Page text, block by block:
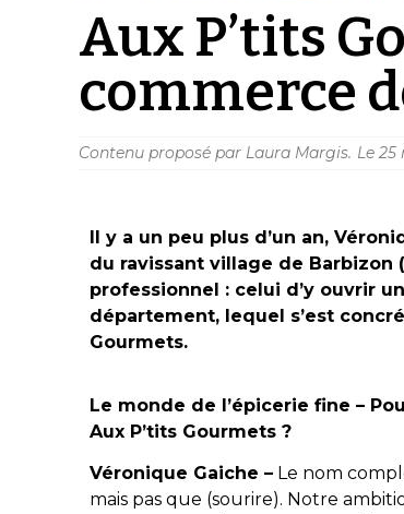
Aux P’tits
commerce
Contenu proposé par Laura Margis. Le 25
Il y a un peu plus d’un an,
du ravissant village de Barbizon
professionnel : celui d’y ouvrir
département, lequel s’est
Gourmets.
Le monde de l’épicerie fine –
Aux P’tits Gourmets ?
Véronique Gaiche – Le nom
mais pas que (sourire). Notre